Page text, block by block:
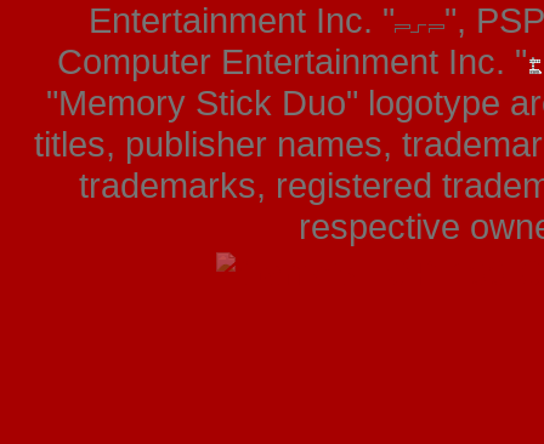
Entertainment Inc. "
",
Computer Entertainment Inc. "
"Memory Stick Duo" logotype
titles, publisher names,
trademarks, registered
respective